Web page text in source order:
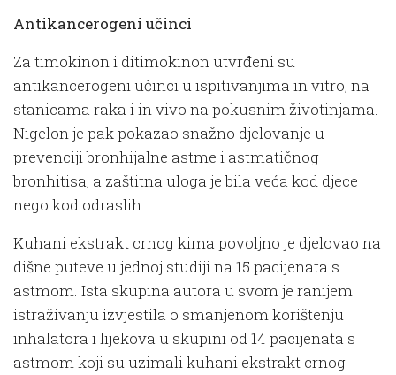
Antikancerogeni učinci
Za timokinon i ditimokinon utvrđeni su
antikancerogeni učinci u ispitivanjima in vitro, na
stanicama raka i in vivo na pokusnim životinjama.
Nigelon je pak pokazao snažno djelovanje u
prevenciji bronhijalne astme i astmatičnog
bronhitisa, a zaštitna uloga je bila veća kod djece
nego kod odraslih.
Kuhani ekstrakt crnog kima povoljno je djelovao na
dišne puteve u jednoj studiji na 15 pacijenata s
astmom. Ista skupina autora u svom je ranijem
istraživanju izvjestila o smanjenom korištenju
inhalatora i lijekova u skupini od 14 pacijenata s
astmom koji su uzimali kuhani ekstrakt crnog